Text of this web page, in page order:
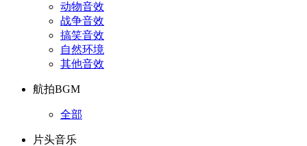
动物音效
战争音效
搞笑音效
自然环境
其他音效
航拍BGM
全部
片头音乐